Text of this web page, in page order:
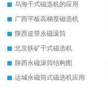
乌海干式磁选机的应用
广西平板高梯度磁选机
陕西皮带永磁滚筒
北京铁矿干式磁选机
陕西永磁滚筒结构图
运城永磁筒式磁选机应用